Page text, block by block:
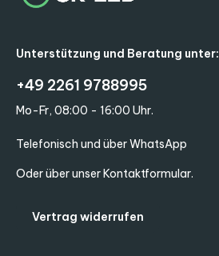
Unterstützung und Beratung unter:
+49 2261 9788995
Mo-Fr, 08:00 - 16:00 Uhr.
Telefonisch und über WhatsApp
Oder über unserKontaktformular.
Vertrag widerrufen